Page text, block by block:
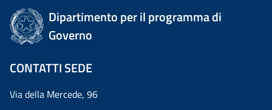
Dipartimento per il programma di
Governo
CONTATTI SEDE
Via della Mercede, 96